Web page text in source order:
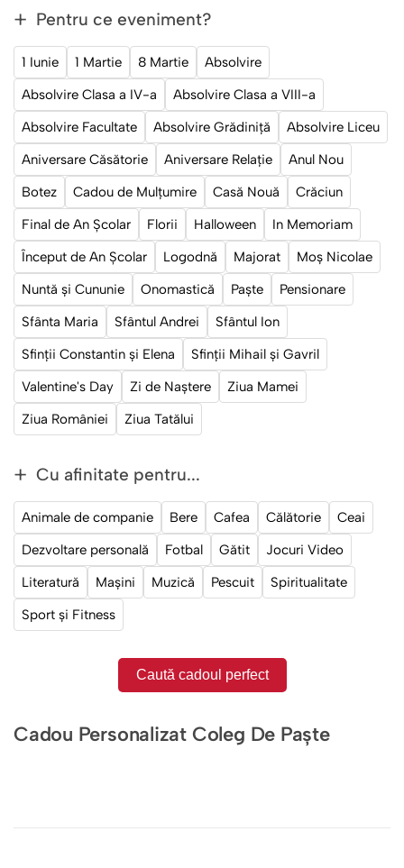
Pentru ce eveniment?
1 Iunie 1 Martie 8 Martie
Absolvire
Absolvire Clasa a IV-a
Absolvire Clasa a VIII-a
Absolvire Facultate
Absolvire Grădiniță
Absolvire Liceu
Aniversare Căsătorie
Aniversare Relație
Anul Nou
Botez
Cadou de Mulțumire Casă Nouă
Crăciun
Final de An Școlar
Florii Halloween
In Memoriam
Început de An Școlar
Logodnă Majorat
Moș Nicolae
Nuntă și Cununie
Onomastică Paște
Pensionare
Sfânta Maria
Sfântul Andrei
Sfântul Ion
Sfinții Constantin și Elena
Sfinții Mihail și Gavril
Valentine's Day
Zi de Naștere
Ziua Mamei
Ziua României
Ziua Tatălui
Cu afinitate pentru...
Animale de companie Bere Cafea Călătorie
Ceai
Dezvoltare personală
Fotbal Gătit
Jocuri Video
Literatură
Mașini Muzică Pescuit
Spiritualitate
Sport și Fitness
Caută cadoul perfect
Cadou Personalizat Coleg De Paște